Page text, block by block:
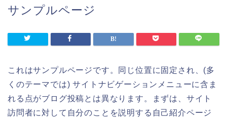
サンプルページ
これはサンプルページです。同じ位置に固定され、(多
くのテーマでは) サイトナビゲーションメニューに含ま
れる点がブログ投稿とは異なります。まずは、サイト
訪問者に対して自分のことを説明する自己紹介ページ